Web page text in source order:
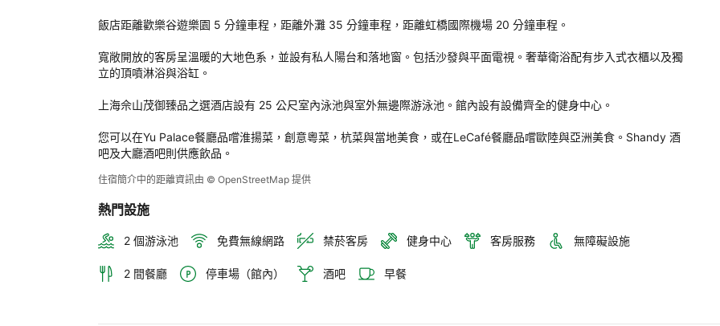
飯店距離歡樂谷遊樂園 5 分鐘車程，距離外灘 35 分鐘車程，距離虹橋國際機場 20 分鐘車程。
寬敞開放的客房呈溫暖的大地色系，並設有私人陽台和落地窗。包括沙發與平面電視。奢華衛浴配有步入式衣櫃以及獨
立的頂噴淋浴與浴缸。
上海佘山茂御臻品之選酒店設有 25 公尺室內泳池與室外無邊際游泳池。館內設有設備齊全的健身中心。
您可以在Yu Palace餐廳品嚐淮揚菜，創意粵菜，杭菜與當地美食，或在LeCafé餐廳品嚐歐陸與亞洲美食。Shandy 酒
吧及大廳酒吧則供應飲品。
住宿簡介中的距離資訊由 © OpenStreetMap 提供
熱門設施
2 個游泳池 免費無線網路 禁菸客房 健身中心 客房服務 無障礙設施
2 間餐廳 停車場（館內） 酒吧 早餐